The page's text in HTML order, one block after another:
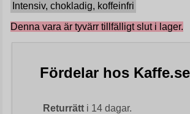
Intensiv, chokladig, koffeinfri
Denna vara är tyvärr tillfälligt slut i lager.
Fördelar hos Kaffe.se
Returrätti 14 dagar.